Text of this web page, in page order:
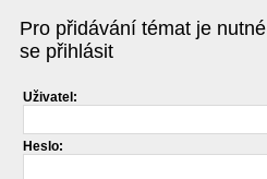
Pro přidávání témat je nutné
se přihlásit
Uživatel:
Heslo: